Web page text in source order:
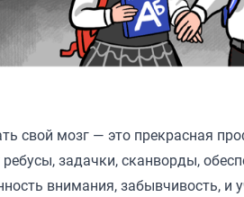
свой мозг — это прекрасная
задачки, сканворды,
внимания, забывчивость, и